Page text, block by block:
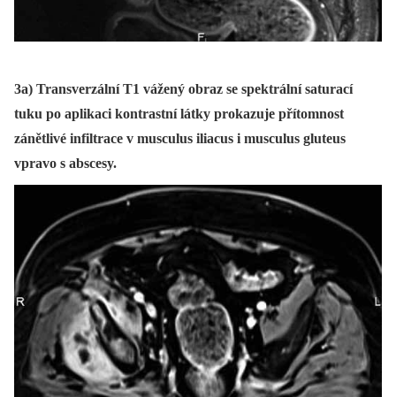
3a) Transverzální T1 vážený obraz se spektrální saturací
tuku po aplikaci kontrastní látky prokazuje přítomnost
zánětlivé infiltrace v musculus iliacus i musculus gluteus
vpravo s abscesy.